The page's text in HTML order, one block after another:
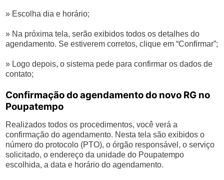
» Escolha dia e horário;
» Na próxima tela, serão exibidos todos os detalhes do
agendamento. Se estiverem corretos, clique em “Confirmar”;
» Logo depois, o sistema pede para confirmar os dados de
contato;
Confirmação do agendamento do novo RG no
Poupatempo
Realizados todos os procedimentos, você verá a
confirmação do agendamento. Nesta tela são exibidos o
número do protocolo (PTO), o órgão responsável, o serviço
solicitado, o endereço da unidade do Poupatempo
escolhida, a data e horário do agendamento.